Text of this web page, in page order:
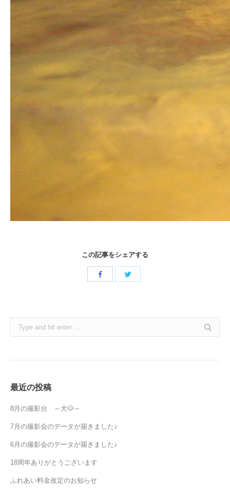
この記事をシェアする
Search:
最近の投稿
8月の撮影台 ～犬🐶～
7月の撮影会のデータが届きました♪
6月の撮影会のデータが届きました♪
18周年ありがとうございます
ふれあい料金改定のお知らせ